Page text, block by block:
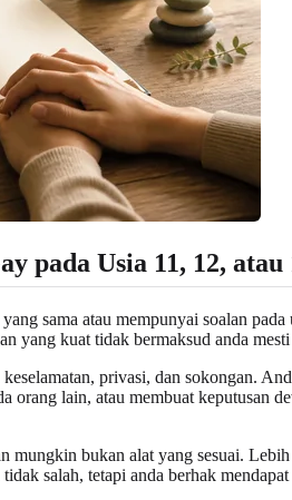
pada Usia 11, 12, atau
sama atau mempunyai soalan
yang kuat tidak bermaksud anda
privasi, dan sokongan.
orang lain, atau membuat keputusan
bukan alat yang sesuai.
salah, tetapi anda berhak